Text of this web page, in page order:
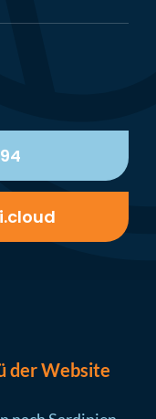
der Website